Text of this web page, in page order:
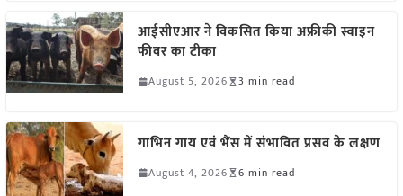
आईसीएआर ने विकसित किया अफ्रीकी स्वाइन
फीवर का टीका
August 5, 2026 3 min read
गाभिन गाय एवं भैंस में संभावित प्रसव के लक्षण
August 4, 2026 6 min read